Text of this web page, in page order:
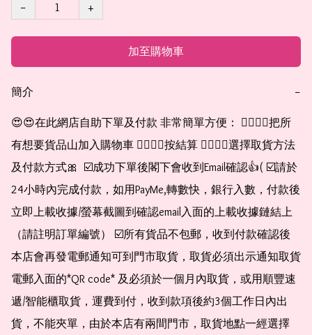
−
+
加至購物車
簡介 −
😍😍在此網店自助下單及付款 非常簡單方便： 👉🏻👉🏻把所
有想要貨品山加入購物車 👉🏻👉🏻按結算 👉🏻👉🏻選擇取貨方法
及付款方式🎀  ☑️成功下單後閣下會收到Email確認👍( ☑️請於
24小時內完成付款，如用PayMe,轉數快，銀行入數，付款後
立即上載收據/螢幕截圖到確認email入面的上載收據鏈結上
（請註明訂單編號） ☑️所有貨品不包郵，收到付款確認後
本店會再發電郵通知可到門市取貨，取貨必須出示通知取貨
電郵入面的*QR code* 及必須於一個月內取貨，或用順豐速
遞/智能櫃取貨，運費到付，收到款項後約3個工作日內出
貨，不能夾單，由於本店有兩間門市，取貨地點一經選擇